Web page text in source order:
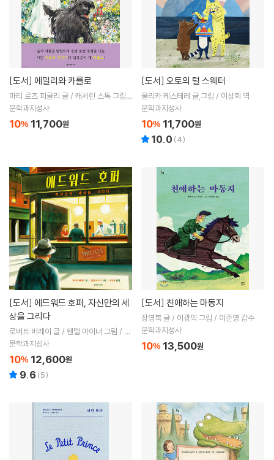
[도서] 에밀리와 카를로
마티 로즈 피글리 글 / 캐서린 스톡 그림 /
이상희 역
문학과지성사
10% 11,700원
[도서] 오토의 털 스웨터
울리카 케스테레 글,그림 / 이상희 역
문학과지성사
10% 11,700원
10.0 (4)
[도서]
상을 그리다
로버트 버레이 글 / 웬델 마이너 그림 / 이
경혜 역
문학과지성사
10% 12,600원
9.6 (5)
[도서] 친애하는 마동지
장영복 글 / 이광익 그림 / 이준영 감수
문학과지성사
10% 13,500원